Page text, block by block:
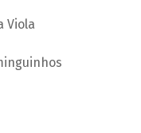
Viola